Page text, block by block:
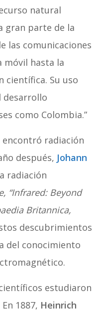
natural
gran parte de la
las comunicaciones
móvil hasta la
científica. Su uso
desarrollo
como Colombia.”
encontró radiación
después, Johann
radiación
“Infrared: Beyond
Britannica,
descubrimientos
del conocimiento
estudiaron
1887, Heinrich